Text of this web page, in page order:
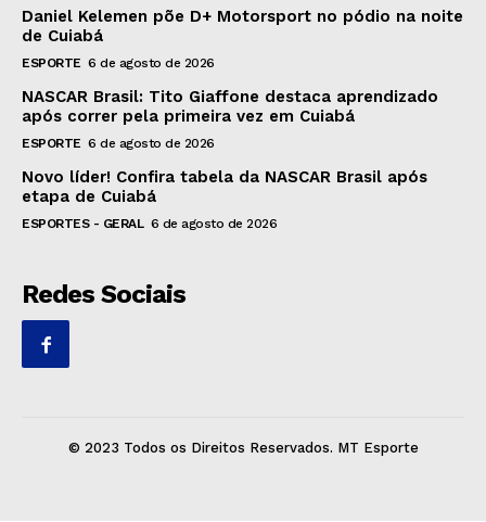
Daniel Kelemen põe D+ Motorsport no pódio na noite
de Cuiabá
ESPORTE 6 de agosto de 2026
NASCAR Brasil: Tito Giaffone destaca aprendizado
após correr pela primeira vez em Cuiabá
ESPORTE 6 de agosto de 2026
Novo líder! Confira tabela da NASCAR Brasil após
etapa de Cuiabá
ESPORTES - GERAL 6 de agosto de 2026
Redes Sociais
© 2023 Todos os Direitos Reservados. MT Esporte